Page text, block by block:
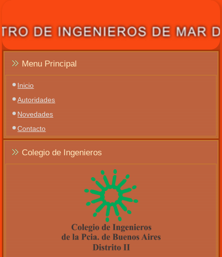
Menu Principal
Inicio
Autoridades
Novedades
Contacto
Colegio de Ingenieros